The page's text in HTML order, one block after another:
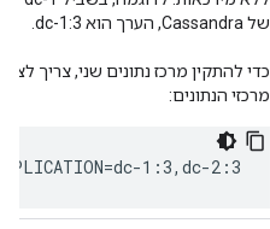
של Cassandra, הערך הוא dc-1:3.
כדי להתקין מרכז נתונים שני, צריך
מרכזי הנתונים:
1:3,dc-2:3